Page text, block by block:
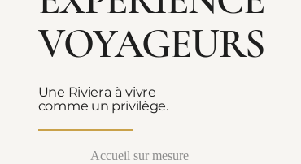
VOYAGEURS
Une Riviera à vivre
comme un privilège.
Accueil sur mesure